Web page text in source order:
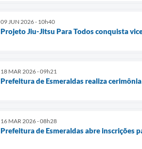
09 JUN 2026 - 10h40
Projeto Jiu-Jitsu Para Todos conquista
18 MAR 2026 - 09h21
Prefeitura de Esmeraldas realiza
16 MAR 2026 - 08h28
Prefeitura de Esmeraldas abre inscrições